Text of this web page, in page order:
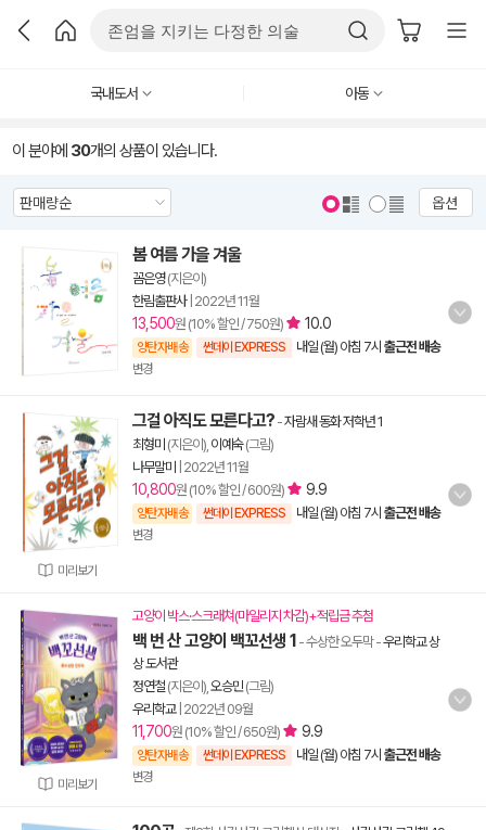
국내도서 아동
이 분야에 30개의 상품이 있습니다.
옵션
봄 여름 가을 겨울
꼼은영(지은이)
한림출판사| 2022년 11월
13,500원 (10% 할인 / 750원) 10.0
양탄자배송 썬데이 EXPRESS 내일 (월) 아침 7시 출근전 배송
변경
미리보기
그걸 아직도 모른다고? -자람새 동화 저학년 1
최형미 (지은이), 이예숙(그림)
나무말미
2022년 11월
10,800원 (10% 할인 / 600원) 9.9
양탄자배송 썬데이 EXPRESS 내일 (월) 아침 7시 출근전 배송
변경
미리보기
고양이 박스·스크래쳐(마일리지 차감)+적립금 추첨
백 번 산 고양이 백꼬선생 1 - 수상한 오두막-우리학교 상
상 도서관
정연철 (지은이), 오승민(그림)
우리학교| 2022년 09월
11,700원 (10% 할인 / 650원) 9.9
양탄자배송 썬데이 EXPRESS 내일 (월) 아침 7시 출근전 배송
변경